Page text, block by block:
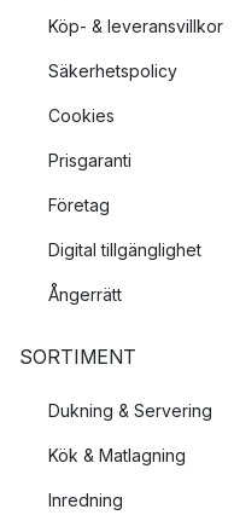
Köp- & leveransvillkor
Säkerhetspolicy
Cookies
Prisgaranti
Företag
Digital tillgänglighet
Ångerrätt
SORTIMENT
Dukning & Servering
Kök & Matlagning
Inredning